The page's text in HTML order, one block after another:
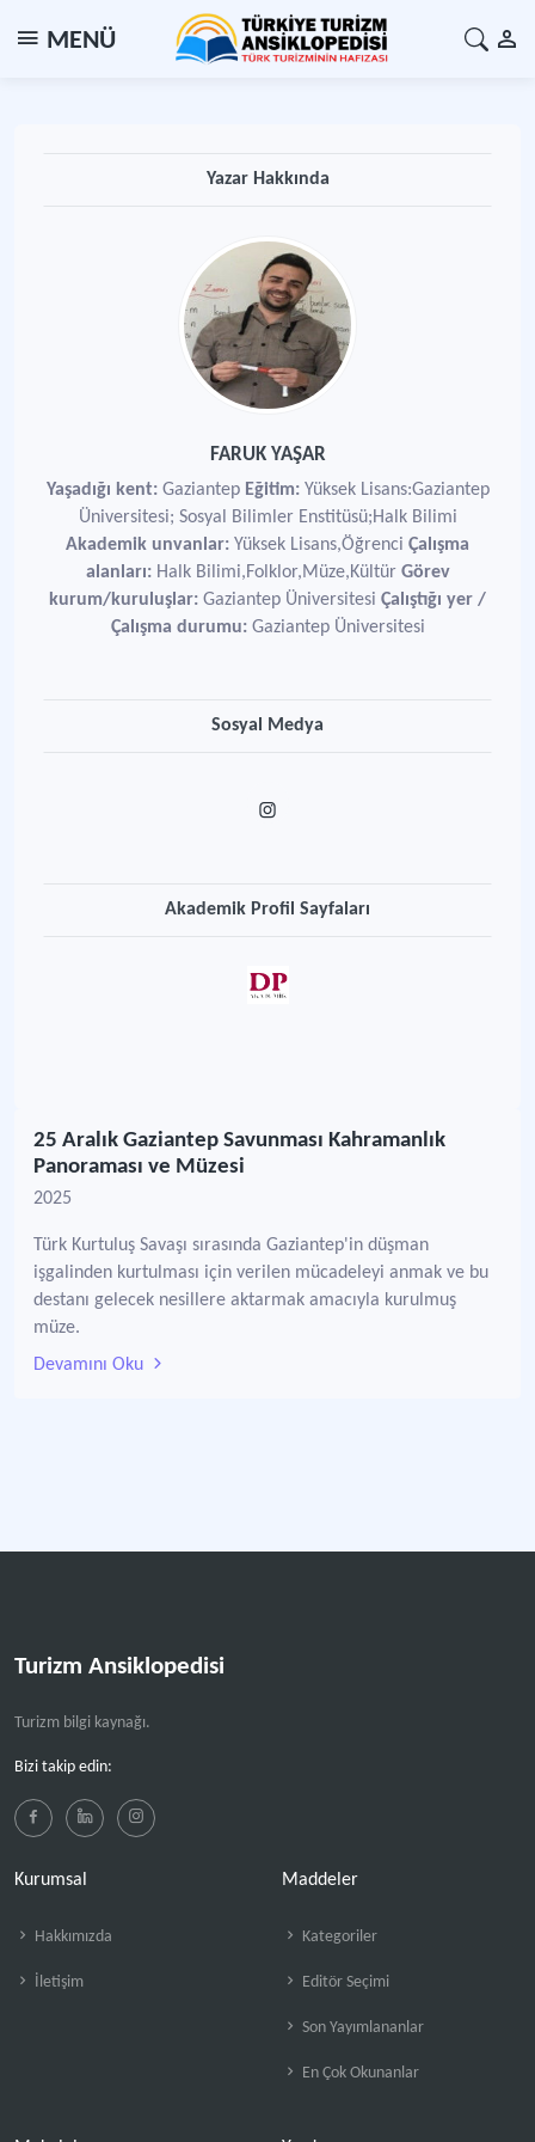
MENÜ
Yazar Hakkında
FARUK YAŞAR
Yaşadığı kent:Gaziantep Eğitim:Yüksek Lisans:Gaziantep
Üniversitesi; Sosyal Bilimler Enstitüsü;Halk Bilimi
Akademik unvanlar: Yüksek Lisans,Öğrenci Çalışma
alanları:Halk Bilimi,Folklor,Müze,Kültür Görev
kurum/kuruluşlar: Gaziantep Üniversitesi Çalıştığı yer /
Çalışma durumu:Gaziantep Üniversitesi
Sosyal Medya
Akademik Profil Sayfaları
25 Aralık Gaziantep Savunması Kahramanlık
Panoraması ve Müzesi
2025
Türk Kurtuluş Savaşı sırasında Gaziantep'in düşman
işgalinden kurtulması için verilen mücadeleyi anmak ve bu
destanı gelecek nesillere aktarmak amacıyla kurulmuş
müze.
Devamını Oku
Turizm Ansiklopedisi
Turizm bilgi kaynağı.
Bizi takip edin:
Kurumsal
Hakkımızda
İletişim
Maddeler
Kategoriler
Editör Seçimi
Son Yayımlananlar
En Çok Okunanlar